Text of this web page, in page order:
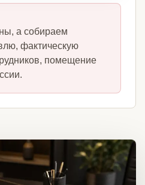
а собираем
фактическую
помещение